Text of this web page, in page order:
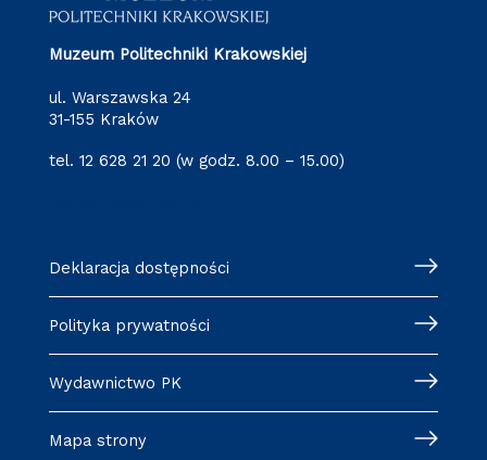
Muzeum Politechniki Krakowskiej
ul. Warszawska 24
31-155 Kraków
tel. 12 628 21 20 (w godz. 8.00 – 15.00)
Deklaracja dostępności
Polityka prywatności
Wydawnictwo PK
Mapa strony